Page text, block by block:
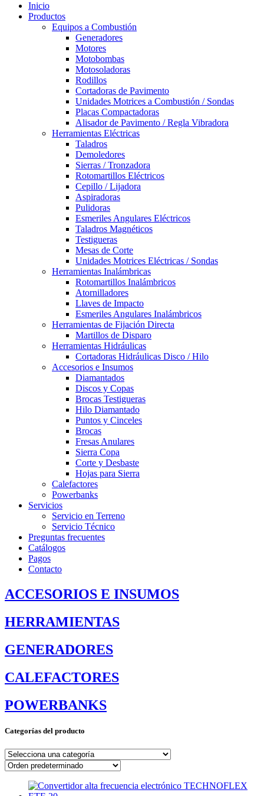
Inicio
Productos
Equipos a Combustión
Generadores
Motores
Motobombas
Motosoladoras
Rodillos
Cortadoras de Pavimento
Unidades Motrices a Combustión / Sondas
Placas Compactadoras
Alisador de Pavimento / Regla Vibradora
Herramientas Eléctricas
Taladros
Demoledores
Sierras / Tronzadora
Rotomartillos Eléctricos
Cepillo / Lijadora
Aspiradoras
Pulidoras
Esmeriles Angulares Eléctricos
Taladros Magnéticos
Testigueras
Mesas de Corte
Unidades Motrices Eléctricas / Sondas
Herramientas Inalámbricas
Rotomartillos Inalámbricos
Atornilladores
Llaves de Impacto
Esmeriles Angulares Inalámbricos
Herramientas de Fijación Directa
Martillos de Disparo
Herramientas Hidráulicas
Cortadoras Hidráulicas Disco / Hilo
Accesorios e Insumos
Diamantados
Discos y Copas
Brocas Testigueras
Hilo Diamantado
Puntos y Cinceles
Brocas
Fresas Anulares
Sierra Copa
Corte y Desbaste
Hojas para Sierra
Calefactores
Powerbanks
Servicios
Servicio en Terreno
Servicio Técnico
Preguntas frecuentes
Catálogos
Pagos
Contacto
ACCESORIOS E INSUMOS
HERRAMIENTAS
GENERADORES
CALEFACTORES
POWERBANKS
Categorías del producto